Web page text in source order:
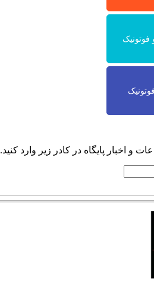
فوتونیک
و اخبار پایگاه در کادر زیر وارد کنید.